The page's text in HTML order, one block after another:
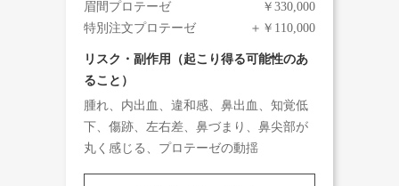
眉間プロテーゼ
￥330,000
特別注文プロテーゼ
＋￥110,000
リスク・副作用（起こり得る可能性のあ
ること）
腫れ、内出血、違和感、鼻出血、知覚低
下、傷跡、左右差、鼻づまり、鼻尖部が
丸く感じる、プロテーゼの動揺